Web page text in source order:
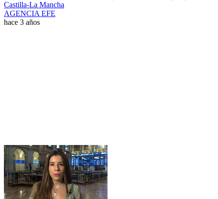
Castilla-La Mancha
AGENCIA EFE
hace 3 años